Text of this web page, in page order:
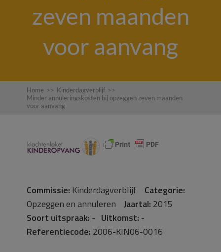
zeven maanden
voor aanvang
Home >> Kinderdagverblijf >>
Minder annuleringskosten bij opzeggen zeven maanden
voor aanvang
Commissie: Kinderdagverblijf Categorie:
Opzeggen en annuleren Jaartal: 2015
Soort uitspraak: - Uitkomst: -
Referentiecode: 2006-KIN06-0016